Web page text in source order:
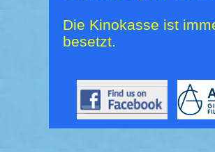
Die Kinokasse ist
besetzt.